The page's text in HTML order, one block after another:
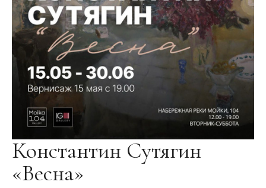
Константин Сутягин
«Весна»